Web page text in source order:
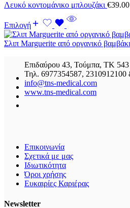
Λευκό κοντομάνικο μπλουζάκι€39.00
Επιλογή
Σλιπ Marguerite από οργανικό
Επιδαύρου 43, Τούμπα, ΤΚ 543
Τηλ. 6977354587, 2310912100
info@tns-medical.com
www.tns-medical.com
Επικοινωνία
Σχετικά με μας
Ιδιωτικότητα
Όροι χρήσης
Ευκαιρίες Καριέρας
Newsletter